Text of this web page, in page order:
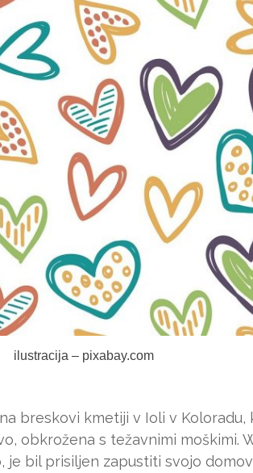
ilustracija – pixabay.com
breskovi kmetiji v Ioli v Koloradu,
obkrožena s težavnimi moškimi.
bil prisiljen zapustiti svojo